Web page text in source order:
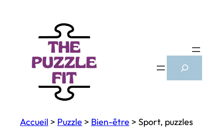
Search
Accueil > Puzzle > Bien-être > Sport, puzzles